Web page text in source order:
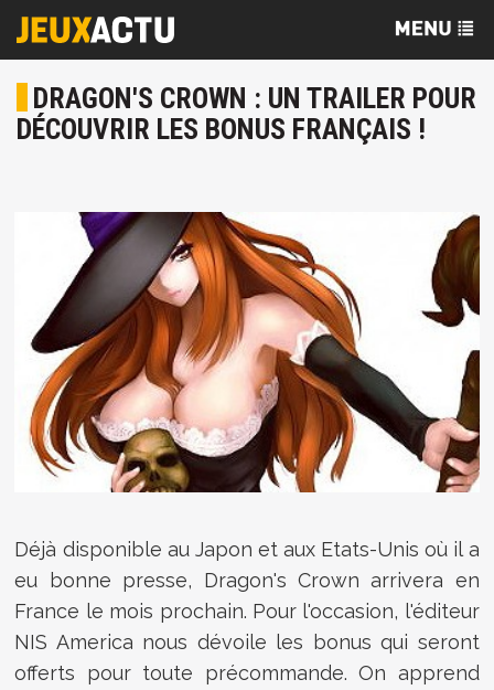
DRAGON'S CROWN : UN TRAILER POUR
DÉCOUVRIR LES BONUS FRANÇAIS !
Déjà disponible au Japon et aux Etats-Unis où il a
eu bonne presse, Dragon's Crown arrivera en
France le mois prochain. Pour l'occasion, l'éditeur
NIS America nous dévoile les bonus qui seront
offerts pour toute précommande. On apprend